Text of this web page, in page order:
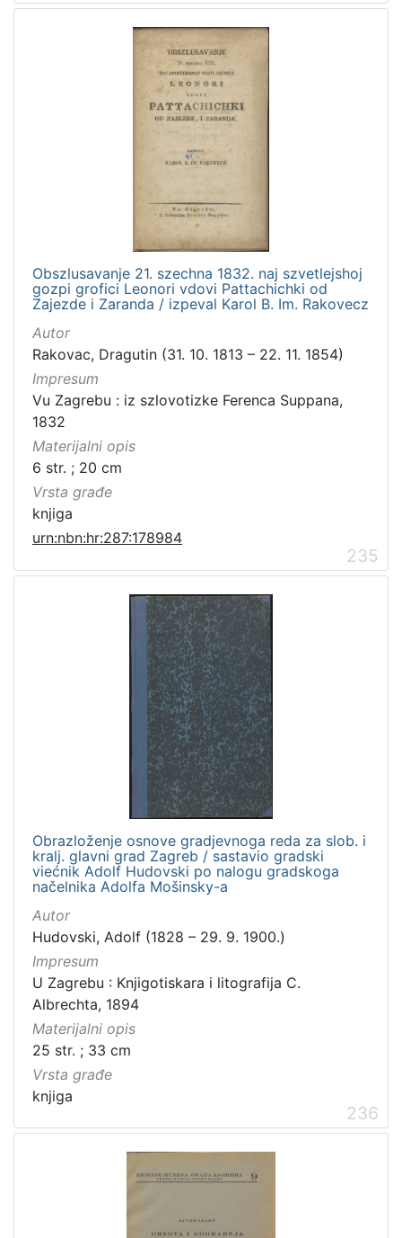
Obszlusavanje 21. szechna 1832. naj szvetlejshoj
gozpi grofici Leonori vdovi Pattachichki od
Zajezde i Zaranda / izpeval Karol B. Im. Rakovecz
Autor
Rakovac, Dragutin (31. 10. 1813 – 22. 11. 1854)
Impresum
Vu Zagrebu : iz szlovotizke Ferenca Suppana,
1832
Materijalni opis
6 str. ; 20 cm
Vrsta građe
knjiga
urn:nbn:hr:287:178984
235
Obrazloženje osnove gradjevnoga reda za slob. i
kralj. glavni grad Zagreb / sastavio gradski
viećnik Adolf Hudovski po nalogu gradskoga
načelnika Adolfa Mošinsky-a
Autor
Hudovski, Adolf (1828 – 29. 9. 1900.)
Impresum
U Zagrebu : Knjigotiskara i litografija C.
Albrechta, 1894
Materijalni opis
25 str. ; 33 cm
Vrsta građe
knjiga
236